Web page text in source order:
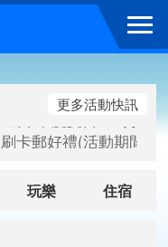
年中慶夏日BIG好刷(
江檔期(活動期間：
年中慶夏日BIG好刷(
卡郵好禮(活動期間：
更多活動快訊
玩樂 住宿